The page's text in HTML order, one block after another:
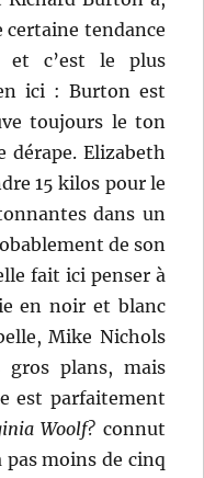
tendance
et c’est le plus
ici : Burton est
toujours le ton
dérape. Elizabeth
15 kilos pour le
dans un
de son
fait ici penser à
en noir et blanc
Mike Nichols
gros plans, mais
est parfaitement
Woolf? connut
moins de cinq